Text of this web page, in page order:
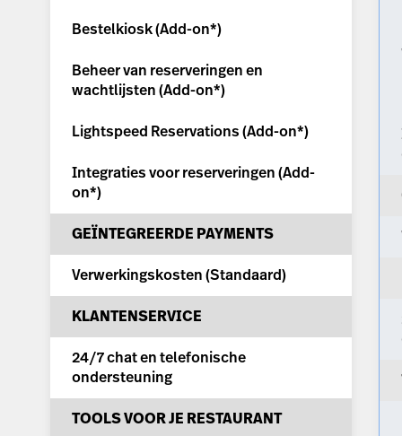
Bestelkiosk (Add-on*)
Beheer van reserveringen en
wachtlijsten (Add-on*)
Lightspeed Reservations (Add-on*)
Integraties voor reserveringen (Add-
on*)
GEÏNTEGREERDE PAYMENTS
Verwerkingskosten (Standaard)
KLANTENSERVICE
24/7 chat en telefonische
ondersteuning
TOOLS VOOR JE RESTAURANT